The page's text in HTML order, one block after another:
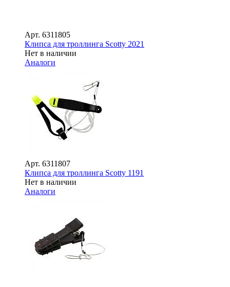
Арт. 6311805
Клипса для троллинга Scotty 2021
Нет в наличии
Аналоги
Арт. 6311807
Клипса для троллинга Scotty 1191
Нет в наличии
Аналоги